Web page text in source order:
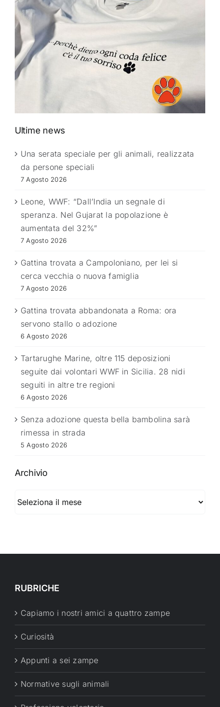
Ultime news
Una serata speciale per gli animali, realizzata
da persone speciali
7 Agosto 2026
Leone, WWF: “Dall’India un segnale di
speranza. Nel Gujarat la popolazione è
aumentata del 32%”
7 Agosto 2026
Gattina trovata a Campoloniano, per lei si
cerca vecchia o nuova famiglia
7 Agosto 2026
Gattina trovata abbandonata a Roma: ora
servono stallo o adozione
6 Agosto 2026
Tartarughe Marine, oltre 115 deposizioni
seguite dai volontari WWF in Sicilia. 28 nidi
seguiti in altre tre regioni
6 Agosto 2026
Senza adozione questa bella bambolina sarà
rimessa in strada
5 Agosto 2026
Archivio
RUBRICHE
Capiamo i nostri amici a quattro zampe
Curiosità
Appunti a sei zampe
Normative sugli animali